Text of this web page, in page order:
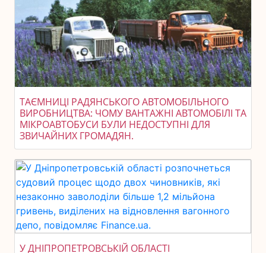
ТАЄМНИЦІ РАДЯНСЬКОГО АВТОМОБІЛЬНОГО
ВИРОБНИЦТВА: ЧОМУ ВАНТАЖНІ АВТОМОБІЛІ ТА
МІКРОАВТОБУСИ БУЛИ НЕДОСТУПНІ ДЛЯ
ЗВИЧАЙНИХ ГРОМАДЯН.
У ДНІПРОПЕТРОВСЬКІЙ ОБЛАСТІ